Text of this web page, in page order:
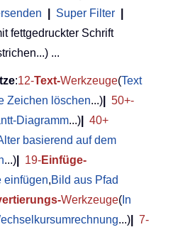
Super Filter
fettgedruckter Schrift
...
:12-Text-Werkzeuge(Text
Zeichen löschen...)
50+-
Diagramm...)
40+
basierend auf dem
...) 19-Einfüge-
einfügen,Bild aus Pfad
Werkzeuge( In
...)
7-